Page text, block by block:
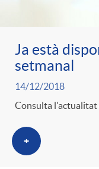
Ja està
setmanal
14/12/2018
Consulta l'actualitat
+